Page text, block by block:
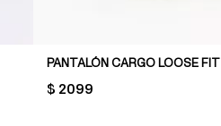
PANTALÓN CARGO LOOSE FIT
PRICE:
$ 2099